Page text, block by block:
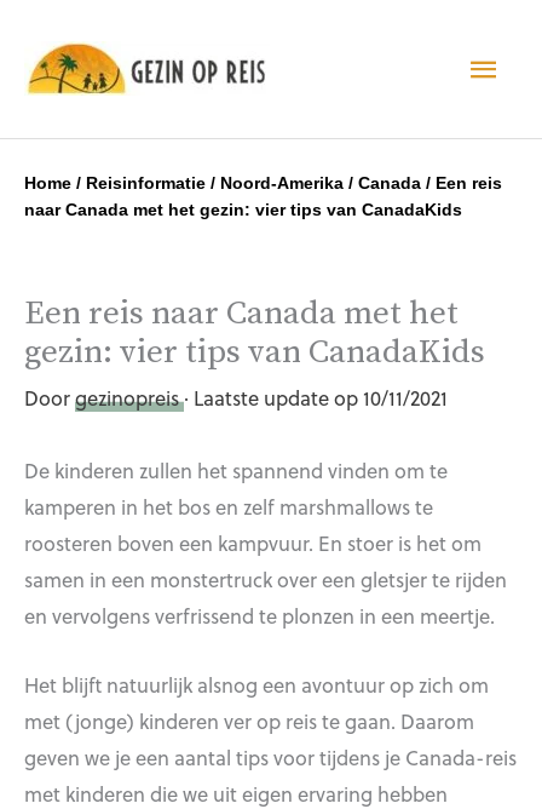
Home / Reisinformatie / Noord-Amerika / Canada / Een reis
naar Canada met het gezin: vier tips van CanadaKids
Een reis naar Canada met het
gezin: vier tips van CanadaKids
Doorgezinopreis· Laatste update op 10/11/2021
De kinderen zullen het spannend vinden om te
kamperen in het bos en zelf marshmallows te
roosteren boven een kampvuur. En stoer is het om
samen in een monstertruck over een gletsjer te rijden
en vervolgens verfrissend te plonzen in een meertje.
Het blijft natuurlijk alsnog een avontuur op zich om
met (jonge) kinderen ver op reis te gaan. Daarom
geven we je een aantal tips voor tijdens je Canada-reis
met kinderen die we uit eigen ervaring hebben